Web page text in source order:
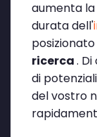
aumenta
durata dell'
ricerca.
di
del vostro